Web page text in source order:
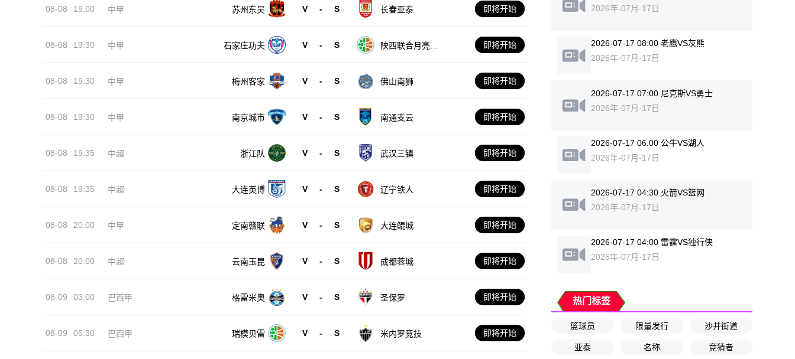
08-08 19:00 中甲 苏州东吴 V - S 长春亚泰 即将开始
08-08 19:30 中甲 石家庄功夫 V - S
陕西联合月亮泊
即将开始
08-08 19:30 中甲 梅州客家 V - S 佛山南狮 即将开始
08-08 19:30 中甲 南京城市 V - S 南通支云 即将开始
08-08 19:35 中超 浙江队 V - S 武汉三镇 即将开始
08-08 19:35 中超 大连英博 V - S 辽宁铁人 即将开始
08-08 20:00 中甲 定南赣联 V - S 大连鲲城 即将开始
08-08 20:00 中超 云南玉昆 V - S 成都蓉城 即将开始
08-09 03:00 巴西甲 格雷米奥 V - S 圣保罗 即将开始
08-09 05:30 巴西甲 瑞模贝雷 V - S 米内罗竞技 即将开始
2026年-07月-17日
2026-07-17 08:00 老鹰VS灰熊
2026年-07月-17日
2026-07-17 07:00 尼克斯VS勇士
2026年-07月-17日
2026-07-17 06:00 公牛VS湖人
2026年-07月-17日
2026-07-17 04:30 火箭VS篮网
2026年-07月-17日
2026-07-17 04:00 雷霆VS独行侠
2026年-07月-17日
热门标签
篮球员 限量发行 沙井街道
亚泰 名称 竞猜者